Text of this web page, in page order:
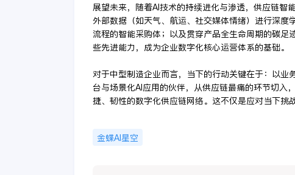
展望未来，随着AI技术的持续进化与渗透，供应链智
外部数据（如天气、航运、社交媒体情绪）进行深
流程的智能采购体；以及贯穿产品全生命周期的碳
些先进能力，成为企业数字化核心运营体系的基础。
对于中型制造企业而言，当下的行动关键在于：以
台与场景化AI应用的伙伴，从供应链最痛的环节切入
捷、韧性的数字化供应链网络。这不仅是应对当下挑
金蝶AI星空